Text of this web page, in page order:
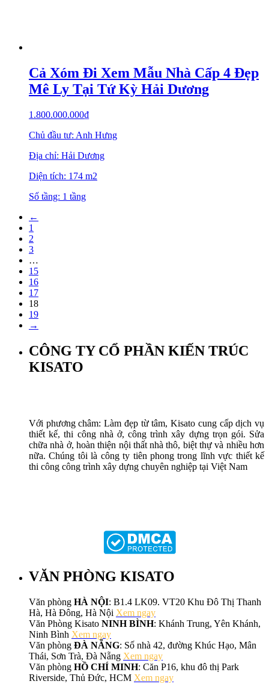
Cả Xóm Đi Xem Mẫu Nhà Cấp 4 Đẹp
Mê Ly Tại Tứ Kỳ Hải Dương
1.800.000.000₫
Chủ đầu tư: Anh Hưng
Địa chỉ: Hải Dương
Diện tích: 174 m2
Số tầng: 1 tầng
←
1
2
3
…
15
16
17
18
19
→
CÔNG TY CỔ PHẦN KIẾN TRÚC
KISATO
Với phương châm: Làm đẹp từ tâm, Kisato cung cấp dịch vụ
thiết kế, thi công nhà ở, công trình xây dựng trọn gói. Sửa
chữa nhà ở, hoàn thiện nội thất nhà thô, biệt thự và nhiều hơn
nữa. Chúng tôi là công ty tiên phong trong lĩnh vực thiết kế
thi công công trình xây dựng chuyên nghiệp tại Việt Nam
VĂN PHÒNG KISATO
Văn phòng HÀ NỘI: B1.4 LK09. VT20 Khu Đô Thị Thanh
Hà, Hà Đông, Hà Nội Xem ngay
Văn Phòng Kisato NINH BÌNH: Khánh Trung, Yên Khánh,
Ninh Bình Xem ngay
Văn phòng ĐÀ NẴNG: Số nhà 42, đường Khúc Hạo, Mân
Thái, Sơn Trà, Đà Nẵng Xem ngay
Văn phòng HỒ CHÍ MINH: Căn P16, khu đô thị Park
Riverside, Thủ Đức, HCM Xem ngay